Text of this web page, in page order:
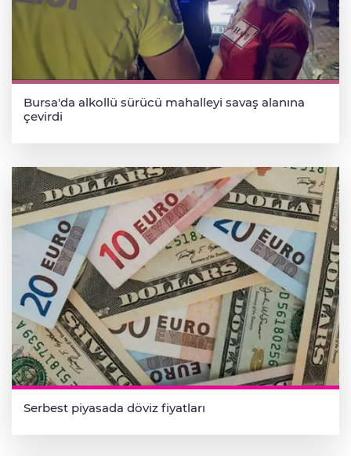
Bursa'da alkollü sürücü mahalleyi savaş alanına
çevirdi
Serbest piyasada döviz fiyatları